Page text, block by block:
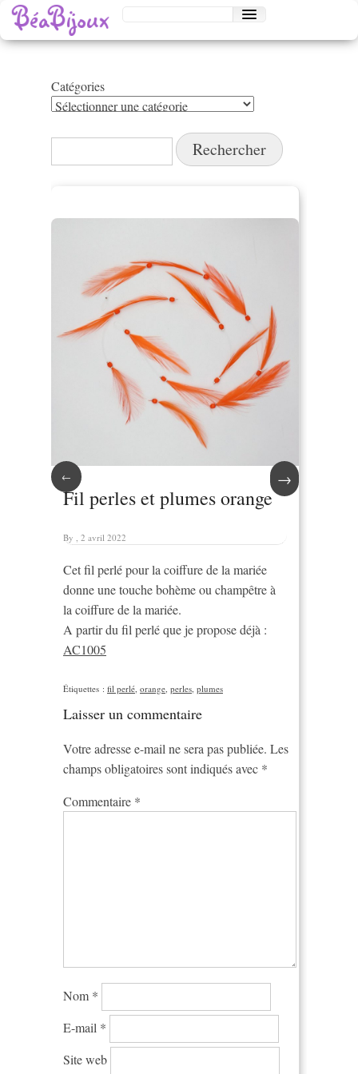
Catégories
Catégories
Rechercher :
← →
Fil perles et plumes orange
By , 2 avril 2022
Cet fil perlé pour la coiffure de la mariée
donne une touche bohème ou champêtre à
la coiffure de la mariée.
A partir du fil perlé que je propose déjà :
AC1005
Étiquettes : fil perlé, orange, perles, plumes
Laisser un commentaire
Votre adresse e-mail ne sera pas publiée. Les
champs obligatoires sont indiqués avec *
Commentaire *
Nom *
E-mail *
Site web